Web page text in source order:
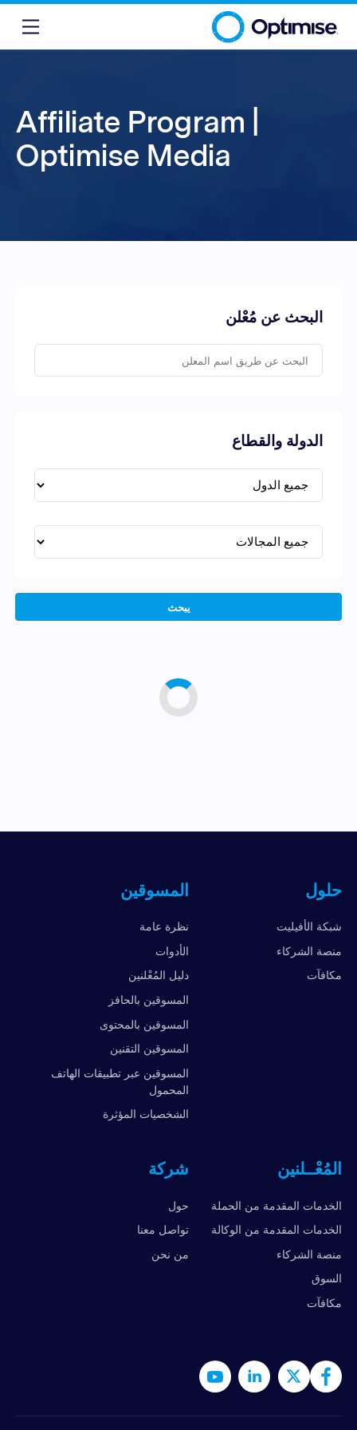
Affiliate Program |
Optimise Media
البحث عن مُعْلن
الدولة والقطاع
يبحث
حلول
شبكة الأفيليت
منصة الشركاء
مكافآت
المسوقين
نظرة عامة
الأدوات
دليل المُعْلنين
المسوقين بالحافز
المسوقين بالمحتوى
المسوقين التقنين
المسوقين عبر تطبيقات الهاتف
المحمول
الشخصيات المؤثرة
المُعْــلنين
الخدمات المقدمة من الحملة
الخدمات المقدمة من الوكالة
منصة الشركاء
السوق
مكافآت
شركة
حول
تواصل معنا
من نحن